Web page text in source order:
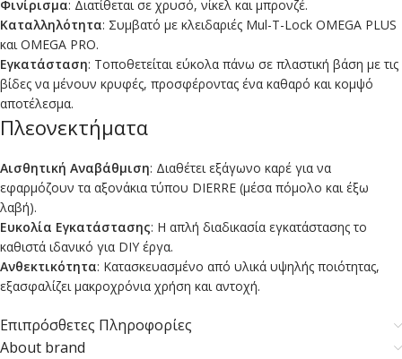
Φινίρισμα: Διατίθεται σε χρυσό, νίκελ και μπρονζέ.
Καταλληλότητα: Συμβατό με κλειδαριές Mul-T-Lock OMEGA PLUS
και OMEGA PRO.
Εγκατάσταση: Τοποθετείται εύκολα πάνω σε πλαστική βάση με τις
βίδες να μένουν κρυφές, προσφέροντας ένα καθαρό και κομψό
αποτέλεσμα.
Πλεονεκτήματα
Αισθητική Αναβάθμιση: Διαθέτει εξάγωνο καρέ για να
εφαρμόζουν τα αξονάκια τύπου DIERRE (μέσα πόμολο και έξω
λαβή).
Ευκολία Εγκατάστασης: Η απλή διαδικασία εγκατάστασης το
καθιστά ιδανικό για DIY έργα.
Ανθεκτικότητα: Κατασκευασμένο από υλικά υψηλής ποιότητας,
εξασφαλίζει μακροχρόνια χρήση και αντοχή.
Επιπρόσθετες Πληροφορίες
About brand